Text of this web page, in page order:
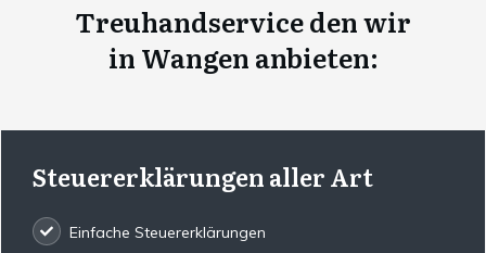
Treuhandservice den wir
in Wangen anbieten:
Steuererklärungen aller Art
Einfache Steuererklärungen